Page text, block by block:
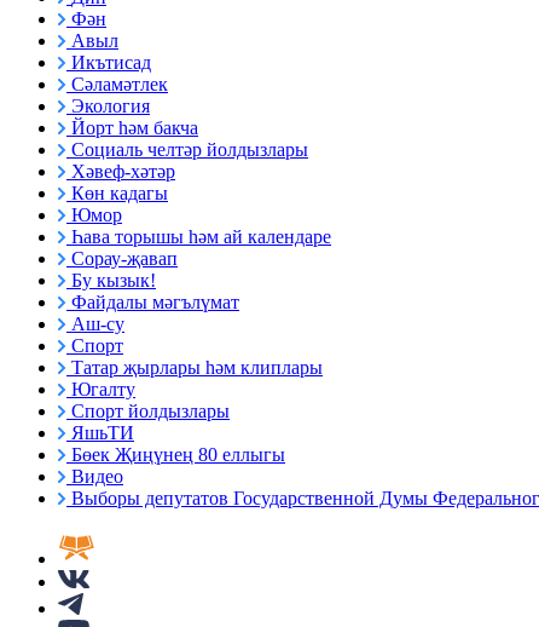
Фән
Авыл
Икътисад
Сәламәтлек
Экология
Йорт һәм бакча
Социаль челтәр йолдызлары
Хәвеф-хәтәр
Көн кадагы
Юмор
Һава торышы һәм ай календаре
Сорау-җавап
Бу кызык!
Файдалы мәгълүмат
Аш-су
Спорт
Татар җырлары һәм клиплары
Югалту
Спорт йолдызлары
ЯшьТИ
Бөек Җиңүнең 80 еллыгы
Видео
Выборы депутатов Государственной Думы